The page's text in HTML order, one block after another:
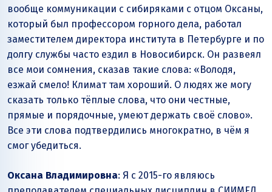
вообще коммуникации с сибиряками с отцом Оксаны,
который был профессором горного дела, работал
заместителем директора института в Петербурге и по
долгу службы часто ездил в Новосибирск. Он развеял
все мои сомнения, сказав такие слова: «Володя,
езжай смело! Климат там хороший. О людях же могу
сказать только тёплые слова, что они честные,
прямые и порядочные, умеют держать своё слово».
Все эти слова подтвердились многократно, в чём я
смог убедиться.
Оксана Владимировна: Я с 2015-го являюсь